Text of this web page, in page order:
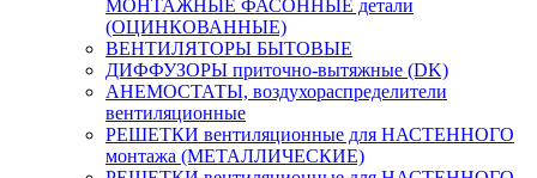
МОНТАЖНЫЕ ФАСОННЫЕ детали
(ОЦИНКОВАННЫЕ)
ВЕНТИЛЯТОРЫ БЫТОВЫЕ
ДИФФУЗОРЫ приточно-вытяжные (DK)
АНЕМОСТАТЫ, воздухораспределители
вентиляционные
РЕШЕТКИ вентиляционные для НАСТЕННОГО
монтажа (МЕТАЛЛИЧЕСКИЕ)